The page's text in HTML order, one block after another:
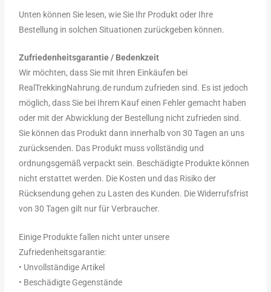
Unten können Sie lesen, wie Sie Ihr Produkt oder Ihre
Bestellung in solchen Situationen zurückgeben können.
Zufriedenheitsgarantie / Bedenkzeit
Wir möchten, dass Sie mit Ihren Einkäufen bei
RealTrekkingNahrung.de rundum zufrieden sind. Es ist jedoch
möglich, dass Sie bei Ihrem Kauf einen Fehler gemacht haben
oder mit der Abwicklung der Bestellung nicht zufrieden sind.
Sie können das Produkt dann innerhalb von 30 Tagen an uns
zurücksenden. Das Produkt muss vollständig und
ordnungsgemäß verpackt sein. Beschädigte Produkte können
nicht erstattet werden. Die Kosten und das Risiko der
Rücksendung gehen zu Lasten des Kunden. Die Widerrufsfrist
von 30 Tagen gilt nur für Verbraucher.
Einige Produkte fallen nicht unter unsere
Zufriedenheitsgarantie:
• Unvollständige Artikel
• Beschädigte Gegenstände